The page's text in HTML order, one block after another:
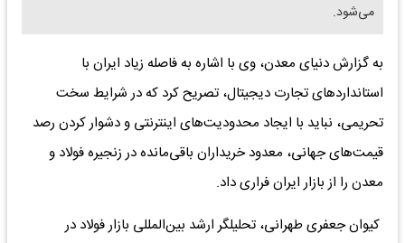
می‌شود.
به گزارش دنیای معدن، وی با اشاره به فاصله زیاد ایران با
استانداردهای تجارت دیجیتال، تصریح کرد که در شرایط سخت
تحریمی، نباید با ایجاد محدودیت‌های اینترنتی و دشوار کردن رصد
قیمت‌های جهانی، معدود خریداران باقی‌مانده در زنجیره فولاد و
معدن را از بازار ایران فراری داد.
کیوان جعفری طهرانی، تحلیلگر ارشد بین‌المللی بازار فولاد در